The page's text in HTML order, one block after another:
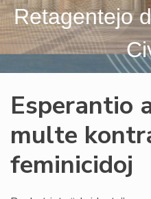
Retagentejo
Esperantio
multe
feminicidoj